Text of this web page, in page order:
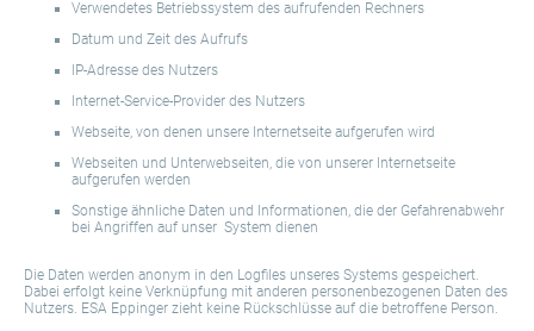
Verwendetes Betriebssystem des aufrufenden Rechners
Datum und Zeit des Aufrufs
IP-Adresse des Nutzers
Internet-Service-Provider des Nutzers
Webseite, von denen unsere Internetseite aufgerufen wird
Webseiten und Unterwebseiten, die von unserer Internetseite
aufgerufen werden
Sonstige ähnliche Daten und Informationen, die der Gefahrenabwehr
bei Angriffen auf unser System dienen
Die Daten werden anonym in den Logfiles unseres Systems gespeichert.
Dabei erfolgt keine Verknüpfung mit anderen personenbezogenen Daten des
Nutzers. ESA Eppinger zieht keine Rückschlüsse auf die betroffene Person.